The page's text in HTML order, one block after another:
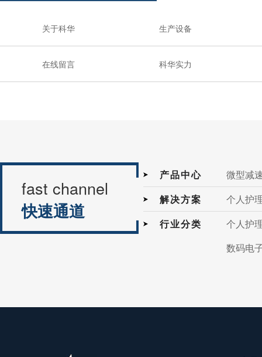
关于科华 生产设备
在线留言 科华实力
产品中心
微型减
解决方案
个人护
行业分类
个人护
数码电
fast channel
快速通道